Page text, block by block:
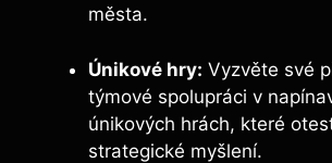
města.
Únikové hry: Vyzvěte své
týmové spolupráci v
únikových hrách, které
strategické myšlení.